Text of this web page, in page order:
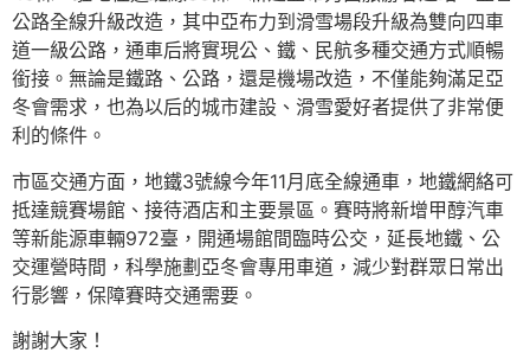
公路全線升級改造，其中亞布力到滑雪場段升級為雙向四車
道一級公路，通車后將實現公、鐵、民航多種交通方式順暢
銜接。無論是鐵路、公路，還是機場改造，不僅能夠滿足亞
冬會需求，也為以后的城市建設、滑雪愛好者提供了非常便
利的條件。
市區交通方面，地鐵3號線今年11月底全線通車，地鐵網絡可
抵達競賽場館、接待酒店和主要景區。賽時將新增甲醇汽車
等新能源車輛972臺，開通場館間臨時公交，延長地鐵、公
交運營時間，科學施劃亞冬會專用車道，減少對群眾日常出
行影響，保障賽時交通需要。
謝謝大家！